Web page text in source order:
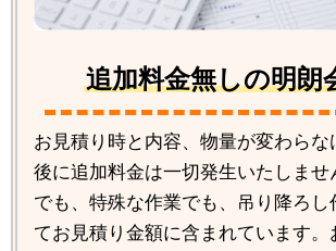
追加料金無しの明朗
お見積り時と内容、物量が変わらな
後に追加料金は一切発生いたしませ
でも、特殊な作業でも、吊り降ろし
てお見積り金額に含まれています。